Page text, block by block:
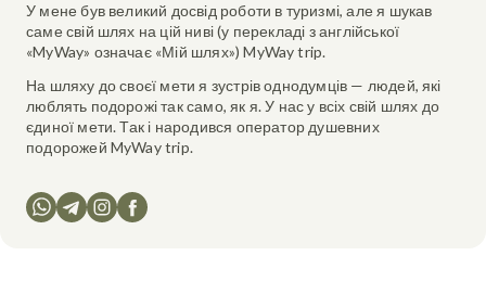
У мене був великий досвід роботи в туризмі, але я шукав
саме свій шлях на цій ниві (у перекладі з англійської
«MyWay» означає «Мій шлях») MyWay trip.
На шляху до своєї мети я зустрів однодумців — людей, які
люблять подорожі так само, як я. У нас у всіх свій шлях до
єдиної мети. Так і народився оператор душевних
подорожей MyWay trip.